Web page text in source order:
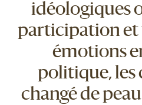
idéologiques
participation et
émotions
politique, les
changé de